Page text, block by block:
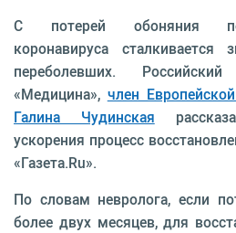
С потерей обоняния
коронавируса сталкивается
переболевших.
«Медицина», член
Галина Чудинская
ускорения процесс
«Газета.Ru».
По словам невролога, если
более двух месяцев, для